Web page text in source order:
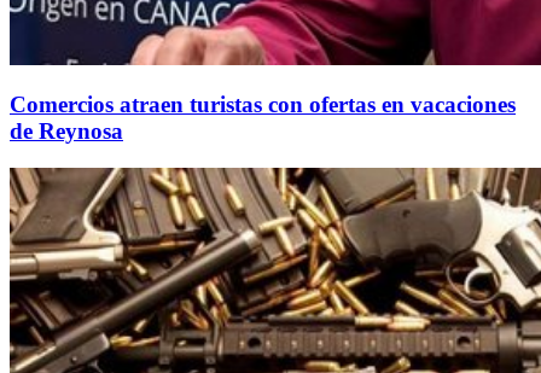
Comercios atraen turistas con ofertas en vacaciones
de Reynosa